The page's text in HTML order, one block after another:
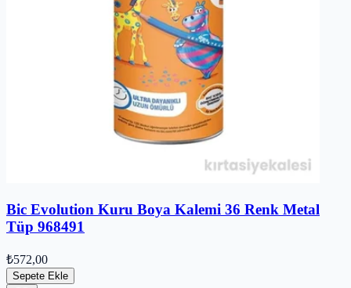
Bic Evolution Kuru Boya Kalemi 36 Renk Metal
Tüp 968491
₺572,00
Sepete Ekle